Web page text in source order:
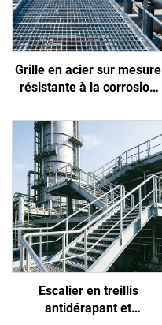
Grille en acier sur mesure
résistante à la corrosion
pour usines chimiques et
pétrochimiques
Escalier en treillis
antidérapant et